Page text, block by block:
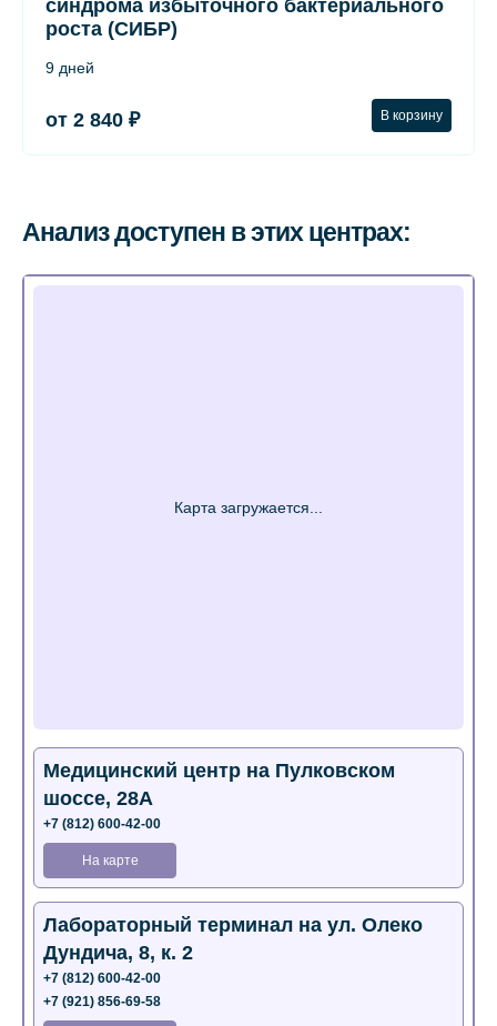
синдрома избыточного бактериального
роста (СИБР)
9 дней
от 2 840 ₽ В корзину
Анализ доступен в этих центрах:
Медицинский центр на Пулковском
шоссе, 28А
+7 (812) 600-42-00
На карте
Лабораторный терминал на ул. Олеко
Дундича, 8, к. 2
+7 (812) 600-42-00
+7 (921) 856-69-58